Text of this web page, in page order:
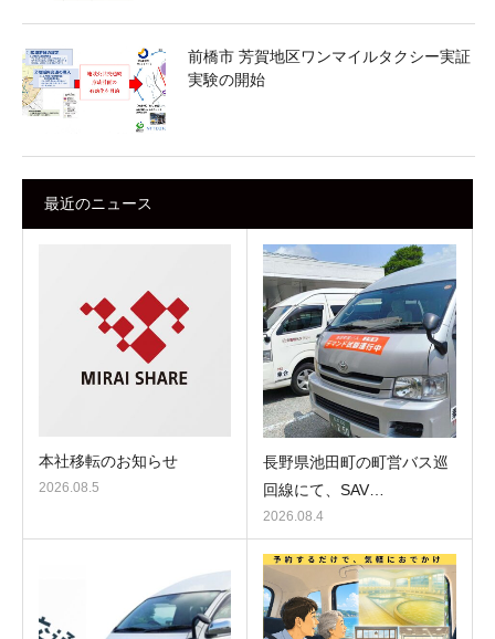
前橋市 芳賀地区ワンマイルタクシー実証
実験の開始
最近のニュース
本社移転のお知らせ
2026.08.5
長野県池田町の町営バス巡
回線にて、SAV…
2026.08.4